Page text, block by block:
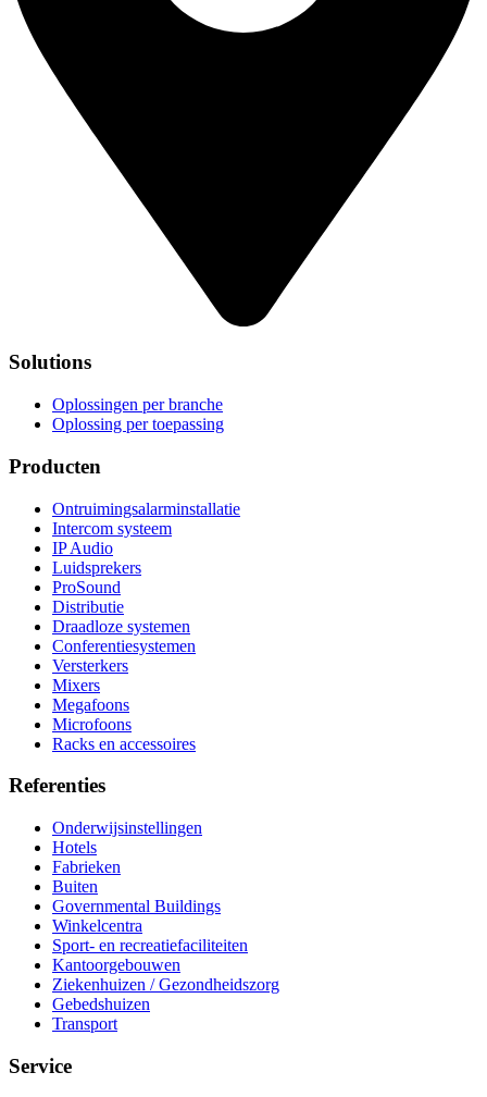
Solutions
Oplossingen per branche
Oplossing per toepassing
Producten
Ontruimingsalarminstallatie
Intercom systeem
IP Audio
Luidsprekers
ProSound
Distributie
Draadloze systemen
Conferentiesystemen
Versterkers
Mixers
Megafoons
Microfoons
Racks en accessoires
Referenties
Onderwijsinstellingen
Hotels
Fabrieken
Buiten
Governmental Buildings
Winkelcentra
Sport- en recreatiefaciliteiten
Kantoorgebouwen
Ziekenhuizen / Gezondheidszorg
Gebedshuizen
Transport
Service